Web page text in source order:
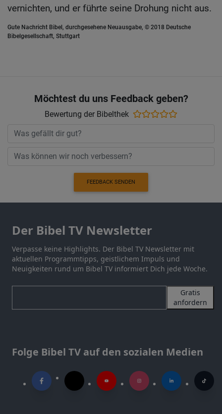
vernichten, und er führte seine Drohung nicht aus.
Gute Nachricht Bibel, durchgesehene Neuausgabe, © 2018 Deutsche
Bibelgesellschaft, Stuttgart
Möchtest du uns Feedback geben?
Bewertung der Bibelthek
FEEDBACK SENDEN
Der Bibel TV Newsletter
Verpasse keine Highlights. Der Bibel TV Newsletter mit
aktuellen Programmtipps, geistlichem Impuls und
Neuigkeiten rund um Bibel TV informiert Dich jede Woche.
Gratis
anfordern
Folge Bibel TV auf den sozialen Medien